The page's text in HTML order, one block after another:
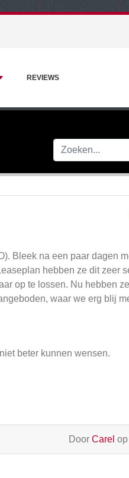
REVIEWS
Bleek na een paar dagen
hebben ze dit zeer
op te lossen. Nu hebben
waar we erg blij
beter kunnen wensen.
Door Carel